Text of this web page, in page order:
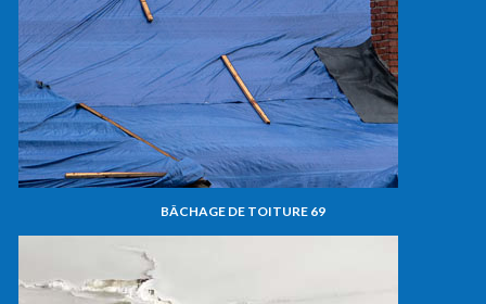
BÂCHAGE DE TOITURE 69